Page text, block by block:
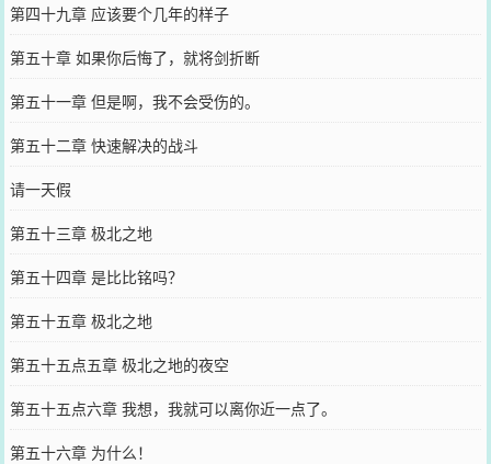
第四十九章 应该要个几年的样子
第五十章 如果你后悔了，就将剑折断
第五十一章 但是啊，我不会受伤的。
第五十二章 快速解决的战斗
请一天假
第五十三章 极北之地
第五十四章 是比比铭吗？
第五十五章 极北之地
第五十五点五章 极北之地的夜空
第五十五点六章 我想，我就可以离你近一点了。
第五十六章 为什么！